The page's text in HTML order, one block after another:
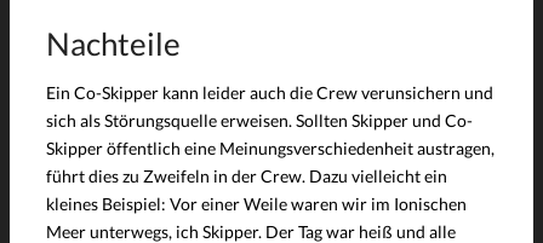
Nachteile
Ein Co-Skipper kann leider auch die Crew verunsichern und
sich als Störungsquelle erweisen. Sollten Skipper und Co-
Skipper öffentlich eine Meinungsverschiedenheit austragen,
führt dies zu Zweifeln in der Crew. Dazu vielleicht ein
kleines Beispiel: Vor einer Weile waren wir im Ionischen
Meer unterwegs, ich Skipper. Der Tag war heiß und alle